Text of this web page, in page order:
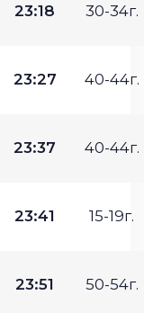
23:18 30-34г.
23:27 40-44г.
23:37 40-44г.
23:41 15-19г.
23:51 50-54г.